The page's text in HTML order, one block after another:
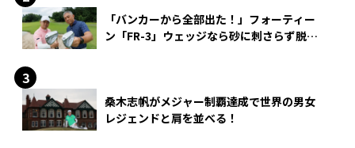
「バンカーから全部出た！」フォーティー
ン「FR-3」ウェッジなら砂に刺さらず脱出
桑木志帆がメジャー制覇達成で世界の男女
レジェンドと肩を並べる！